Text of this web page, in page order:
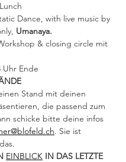
Dance, with live music by
Umanaya.
& closing circle mit
Uhr Ende
Stand mit deinen
die passend zum
schicke bitte deine infos
. Sie ist
EINBLICK IN DAS LETZTE